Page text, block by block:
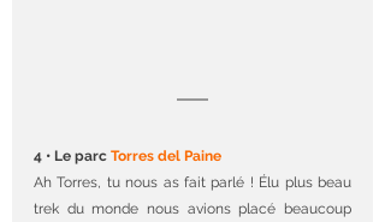
4 • Le parc Torres del Paine
Ah Torres, tu nous as fait parlé ! Élu plus beau
trek du monde nous avions placé beaucoup